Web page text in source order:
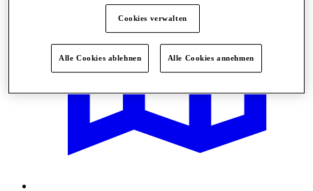
Cookies verwalten
Alle Cookies ablehnen Alle Cookies annehmen